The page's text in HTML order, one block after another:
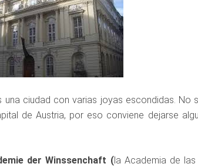
una ciudad con varias joyas escondidas.
de Austria, por eso conviene dejarse
der Winssenchaft (la Academia de